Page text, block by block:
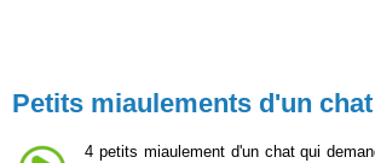
Petits miaulements d'un chat
4 petits miaulement d'un chat qui